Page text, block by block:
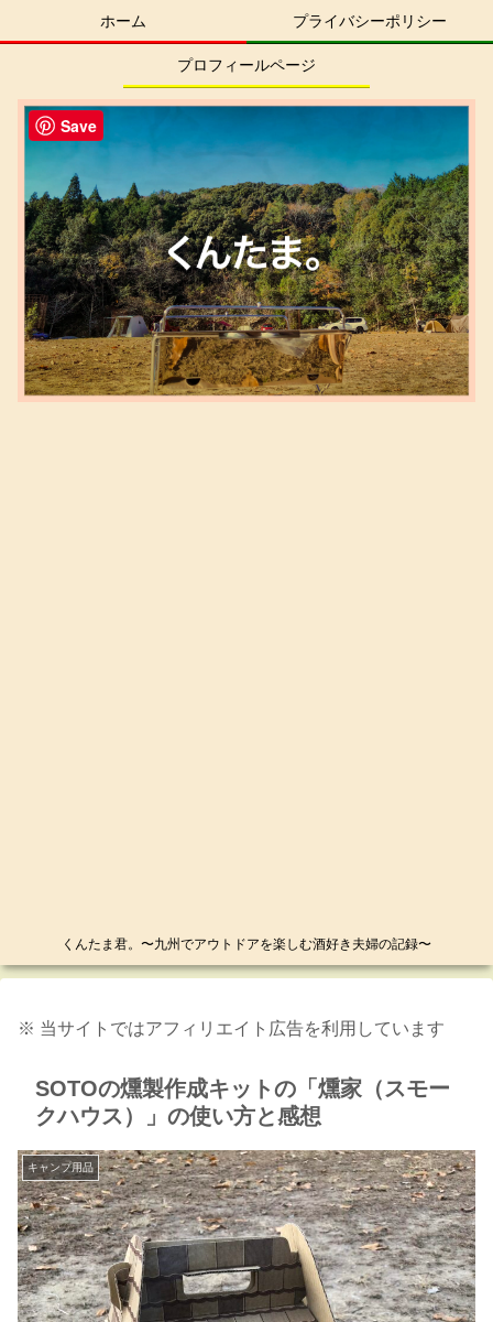
くんたま君。〜九州でアウトドアを楽しむ酒好き夫婦の記録〜
ホーム プライバシーポリシー
プロフィールページ
※ 当サイトではアフィリエイト広告を利用しています
SOTOの燻製作成キットの「燻家（スモー
クハウス）」の使い方と感想
キャンプ用品
Save